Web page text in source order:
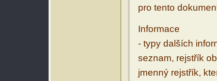
pro tento
Informace
- typy dalších
seznam, rejstřík
jmenný rejstřík,